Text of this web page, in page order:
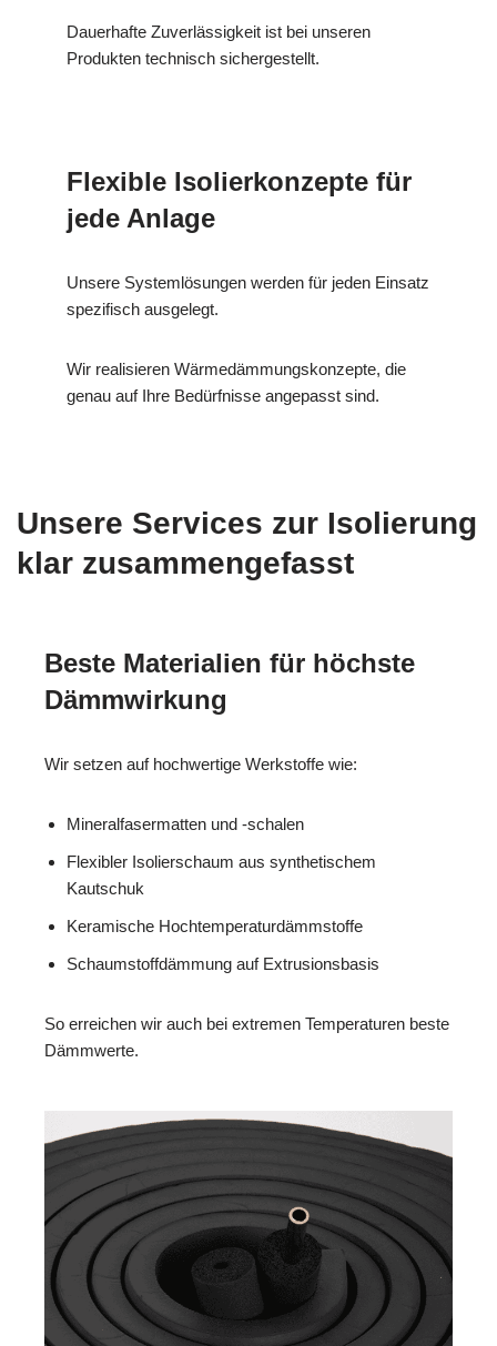
Dauerhafte Zuverlässigkeit ist bei unseren
Produkten technisch sichergestellt.
Flexible Isolierkonzepte für
jede Anlage
Unsere Systemlösungen werden für jeden Einsatz
spezifisch ausgelegt.
Wir realisieren Wärmedämmungskonzepte, die
genau auf Ihre Bedürfnisse angepasst sind.
Unsere Services zur Isolierung
klar zusammengefasst
Beste Materialien für höchste
Dämmwirkung
Wir setzen auf hochwertige Werkstoffe wie:
Mineralfasermatten und -schalen
Flexibler Isolierschaum aus synthetischem
Kautschuk
Keramische Hochtemperaturdämmstoffe
Schaumstoffdämmung auf Extrusionsbasis
So erreichen wir auch bei extremen Temperaturen beste
Dämmwerte.